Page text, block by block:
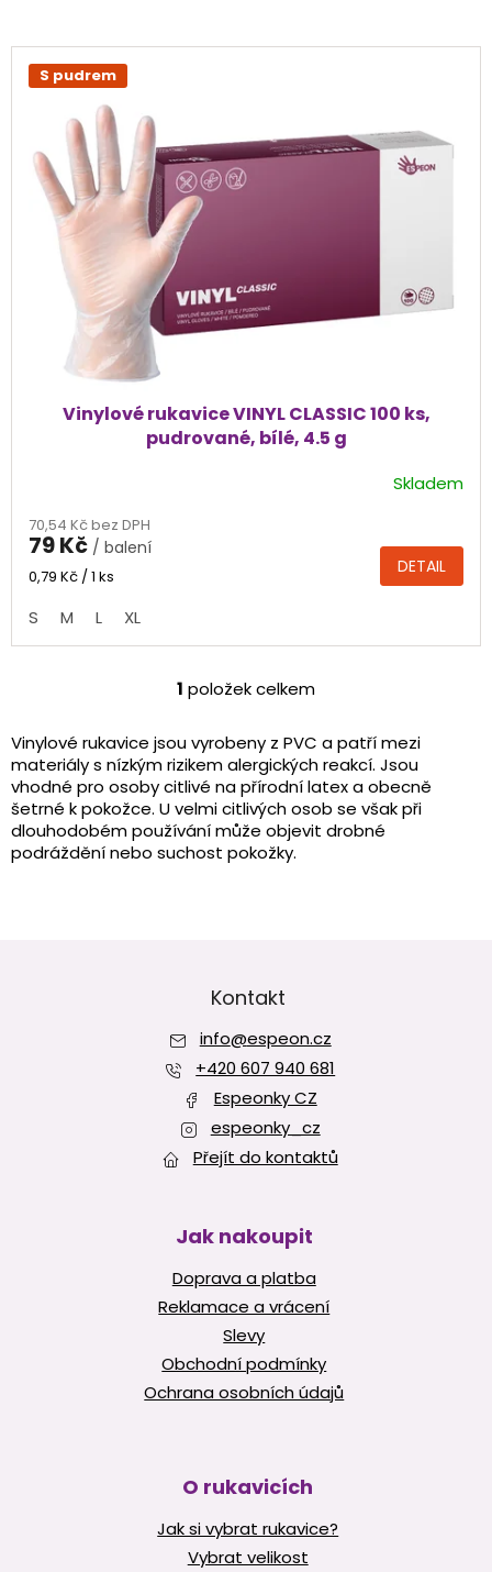
V
S pudrem
Vinylové rukavice VINYL CLASSIC 100 ks,
pudrované, bílé, 4.5 g
produktu
je
4,6
5
hvězdiček.
Skladem
70,54 Kč bez DPH
79 Kč / balení
Měrná
0,79 Kč / 1 ks DETAIL
S M L XL
O
l
á
d
a
c
í
p
ý
p
i
s
u
1 položek celkem
Vinylové rukavice jsou vyrobeny z PVC a patří mezi
materiály s nízkým rizikem alergických reakcí. Jsou
vhodné pro osoby citlivé na přírodní latex a obecně
šetrné k pokožce. U velmi citlivých osob se však při
dlouhodobém používání může objevit drobné
podráždění nebo suchost pokožky.
Kontakt
info@espeon.cz
+420 607 940 681
Espeonky CZ
espeonky_cz
Přejít do kontaktů
Jak nakoupit
Doprava a platba
Reklamace a vrácení
Slevy
Obchodní podmínky
Ochrana osobních údajů
O rukavicích
Jak si vybrat rukavice?
Vybrat velikost